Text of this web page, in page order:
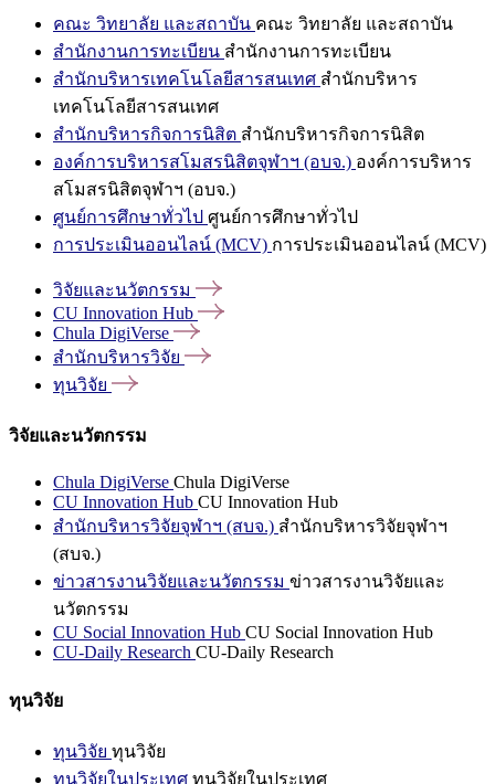
คณะ วิทยาลัย และสถาบัน คณะ วิทยาลัย และสถาบัน
สำนักงานการทะเบียน สำนักงานการทะเบียน
สำนักบริหารเทคโนโลยีสารสนเทศ สำนักบริหาร
เทคโนโลยีสารสนเทศ
สำนักบริหารกิจการนิสิต สำนักบริหารกิจการนิสิต
องค์การบริหารสโมสรนิสิตจุฬาฯ (อบจ.) องค์การบริหาร
สโมสรนิสิตจุฬาฯ (อบจ.)
ศูนย์การศึกษาทั่วไป ศูนย์การศึกษาทั่วไป
การประเมินออนไลน์ (MCV) การประเมินออนไลน์ (MCV)
วิจัยและนวัตกรรม
CU Innovation Hub
Chula DigiVerse
สำนักบริหารวิจัย
ทุนวิจัย
วิจัยและนวัตกรรม
Chula DigiVerse Chula DigiVerse
CU Innovation Hub CU Innovation Hub
สำนักบริหารวิจัยจุฬาฯ (สบจ.) สำนักบริหารวิจัยจุฬาฯ
(สบจ.)
ข่าวสารงานวิจัยและนวัตกรรม ข่าวสารงานวิจัยและ
นวัตกรรม
CU Social Innovation Hub CU Social Innovation Hub
CU-Daily Research CU-Daily Research
ทุนวิจัย
ทุนวิจัย ทุนวิจัย
ทุนวิจัยในประเทศ ทุนวิจัยในประเทศ